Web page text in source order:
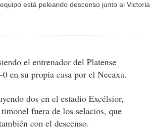
está peleando descenso junto al Victoria.
el entrenador del Platense
en su propia casa por el Necaxa.
dos en el estadio Excélsior,
fuera de los selacios, que
con el descenso.